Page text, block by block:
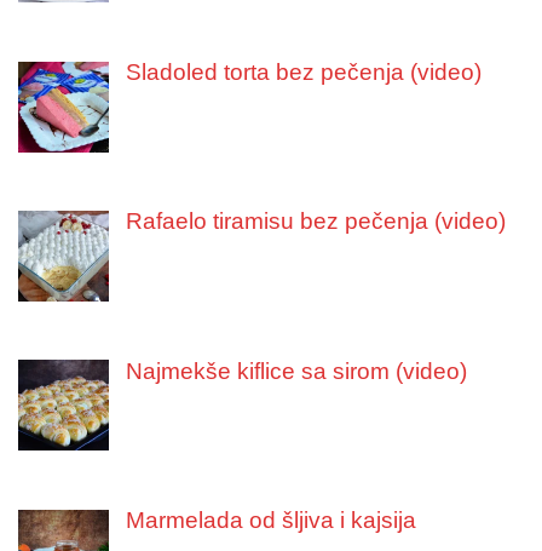
Sladoled torta bez pečenja (video)
Rafaelo tiramisu bez pečenja (video)
Najmekše kiflice sa sirom (video)
Marmelada od šljiva i kajsija